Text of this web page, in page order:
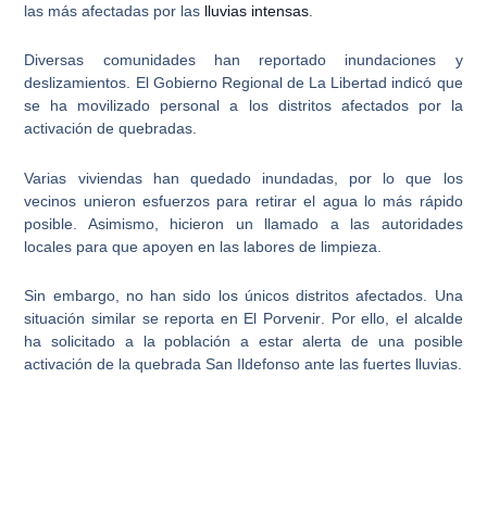
las más afectadas por las lluvias intensas
Diversas comunidades han reportado inundaciones y
deslizamientos.
El Gobierno Regional de La Libertad indicó que
se ha movilizado personal a los distritos afectados por la
activación de quebradas.
Varias viviendas han quedado inundadas, por lo que los
vecinos unieron esfuerzos para retirar el agua lo más rápido
posible . Asimismo, hicieron un llamado a las autoridades
locales para que apoyen en las labores de limpieza.
Sin embargo, no han sido los únicos distritos afectados. Una
situación similar se reporta en El Porvenir . Por ello, el alcalde
ha solicitado a la población a estar alerta de una posible
activación de la quebrada San Ildefonso ante las fuertes lluvias.